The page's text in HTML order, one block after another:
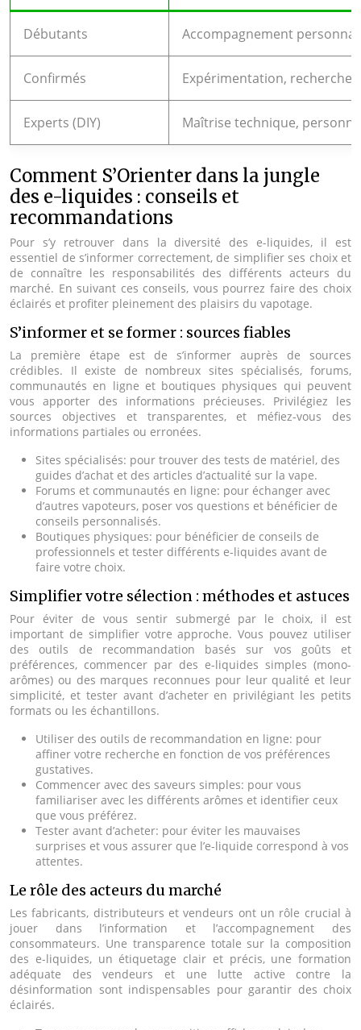
Débutants Accompagnement
Confirmés Expérimentation, recherche
Experts (DIY) Maîtrise technique,
Comment S’Orienter dans la jungle
des e-liquides : conseils et
recommandations
Pour s’y retrouver dans la diversité des e-liquides, il est
essentiel de s’informer correctement, de simplifier ses choix et
de connaître les responsabilités des différents acteurs du
marché. En suivant ces conseils, vous pourrez faire des choix
éclairés et profiter pleinement des plaisirs du vapotage.
S’informer et se former : sources fiables
La première étape est de s’informer auprès de sources
crédibles. Il existe de nombreux sites spécialisés, forums,
communautés en ligne et boutiques physiques qui peuvent
vous apporter des informations précieuses. Privilégiez les
sources objectives et transparentes, et méfiez-vous des
informations partiales ou erronées.
Sites spécialisés: pour trouver des tests de matériel, des
guides d’achat et des articles d’actualité sur la vape.
Forums et communautés en ligne: pour échanger avec
d’autres vapoteurs, poser vos questions et bénéficier de
conseils personnalisés.
Boutiques physiques: pour bénéficier de conseils de
professionnels et tester différents e-liquides avant de
faire votre choix.
Simplifier votre sélection : méthodes et astuces
Pour éviter de vous sentir submergé par le choix, il est
important de simplifier votre approche. Vous pouvez utiliser
des outils de recommandation basés sur vos goûts et
préférences, commencer par des e-liquides simples (mono-
arômes) ou des marques reconnues pour leur qualité et leur
simplicité, et tester avant d’acheter en privilégiant les petits
formats ou les échantillons.
Utiliser des outils de recommandation en ligne: pour
affiner votre recherche en fonction de vos préférences
gustatives.
Commencer avec des saveurs simples: pour vous
familiariser avec les différents arômes et identifier ceux
que vous préférez.
Tester avant d’acheter: pour éviter les mauvaises
surprises et vous assurer que l’e-liquide correspond à vos
attentes.
Le rôle des acteurs du marché
Les fabricants, distributeurs et vendeurs ont un rôle crucial à
jouer dans l’information et l’accompagnement des
consommateurs. Une transparence totale sur la composition
des e-liquides, un étiquetage clair et précis, une formation
adéquate des vendeurs et une lutte active contre la
désinformation sont indispensables pour garantir des choix
éclairés.